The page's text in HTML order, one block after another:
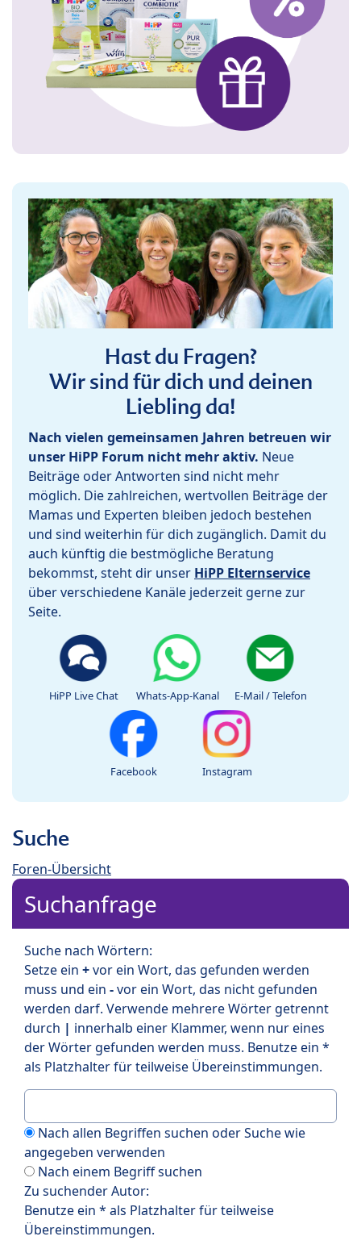
Hast du Fragen?
Wir sind für dich und deinen
Liebling da!
Nach vielen gemeinsamen Jahren betreuen wir
unser HiPP Forum nicht mehr aktiv. Neue
Beiträge oder Antworten sind nicht mehr
möglich. Die zahlreichen, wertvollen Beiträge der
Mamas und Experten bleiben jedoch bestehen
und sind weiterhin für dich zugänglich. Damit du
auch künftig die bestmögliche Beratung
bekommst, steht dir unser HiPP Elternservice
über verschiedene Kanäle jederzeit gerne zur
Seite.
HiPP Live Chat Whats-App-Kanal E-Mail / Telefon
Facebook Instagram
Suche
Foren-Übersicht
Suchanfrage
Suche nach Wörtern:
Setze ein +vor ein Wort, das gefunden werden
muss und ein -vor ein Wort, das nicht gefunden
werden darf. Verwende mehrere Wörter getrennt
durch | innerhalb einer Klammer, wenn nur eines
der Wörter gefunden werden muss. Benutze ein *
als Platzhalter für teilweise Übereinstimmungen.
Nach allen Begriffen suchen oder Suche wie
angegeben verwenden
Nach einem Begriff suchen
Zu suchender Autor:
Benutze ein * als Platzhalter für teilweise
Übereinstimmungen.